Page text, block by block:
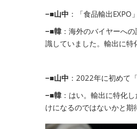
−■山中 ：「食品輸出EXPO
−■韓 ：海外のバイヤーへ
識していました。輸出に特
−■山中 ：2022年に初めて
−■韓 ：はい。輸出に特化
けになるのではないかと期